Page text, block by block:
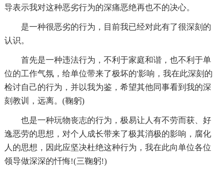
导表示我对这种恶劣行为的深痛恶绝再也不的决心。
是一种很恶劣的行为，目前我已经对此有了很深刻的
认识。
首先是一种违法行为，不利于家庭和谐，也不利于单
位的工作气氛，给单位带来了极坏的'影响，我在此深刻的
检讨自己的行为，并以我为鉴，希望其他同事看到我的深
刻教训，远离。(鞠躬)
也是一种玩物丧志的行为，极易让人有不劳而获、好
逸恶劳的思想，对个人成长带来了极其消极的影响，腐化
人的思想，因此应坚决杜绝这种行为，我在此向单位各位
领导做深深的忏悔!(三鞠躬!)